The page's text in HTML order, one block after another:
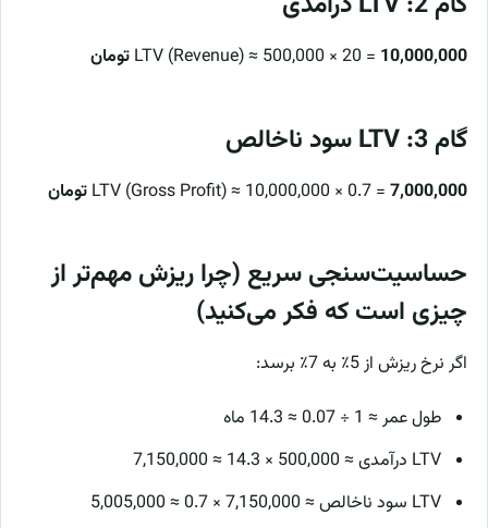
LTV (Revenue) ≈ 500,000 × 20 = 10,000,000 تومان
گام 3: LTV سود ناخالص
LTV (Gross Profit) ≈ 10,000,000 × 0.7 = 7,000,000 تومان
حساسیت‌سنجی سریع (چرا ریزش مهم‌تر از
چیزی است که فکر می‌کنید)
اگر نرخ ریزش از 5٪ به 7٪ برسد:
طول عمر ≈ 1 ÷ 0.07 ≈ 14.3 ماه
LTV درآمدی ≈ 500,000 × 14.3 ≈ 7,150,000
LTV سود ناخالص ≈ 7,150,000 × 0.7 ≈ 5,005,000